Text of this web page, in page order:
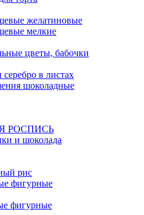
желатиновые
мелкие
цветы, бабочки
в листах
шоколадные
РОСПИСЬ
и шоколада
рис
фигурные
фигурные